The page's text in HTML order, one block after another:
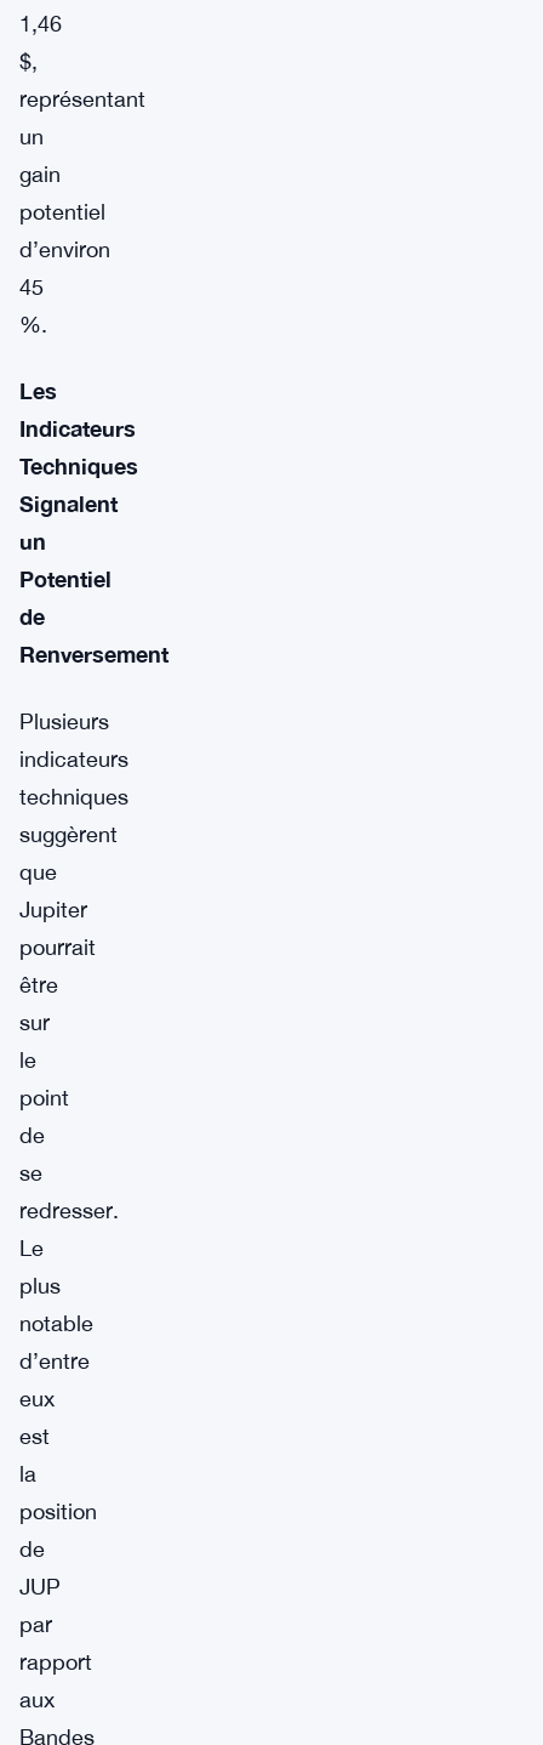
1,46
$,
représentant
un
gain
potentiel
d’environ
45
%.
Les
Indicateurs
Techniques
Signalent
un
Potentiel
de
Renversement
Plusieurs
indicateurs
techniques
suggèrent
que
Jupiter
pourrait
être
sur
le
point
de
se
redresser.
Le
plus
notable
d’entre
eux
est
la
position
de
JUP
par
rapport
aux
Bandes